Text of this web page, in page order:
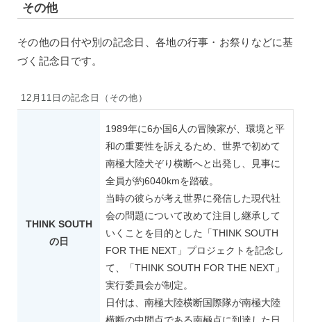
その他
その他の日付や別の記念日、各地の行事・お祭りなどに基
づく記念日です。
12月11日の記念日（その他）
THINK SOUTH
の日
1989年に6か国6人の冒険家が、環境と平
和の重要性を訴えるため、世界で初めて
南極大陸犬ぞり横断へと出発し、見事に
全員が約6040kmを踏破。
当時の彼らが考え世界に発信した現代社
会の問題について改めて注目し継承して
いくことを目的とした「THINK SOUTH
FOR THE NEXT」プロジェクトを記念し
て、「THINK SOUTH FOR THE NEXT」
実行委員会が制定。
日付は、南極大陸横断国際隊が南極大陸